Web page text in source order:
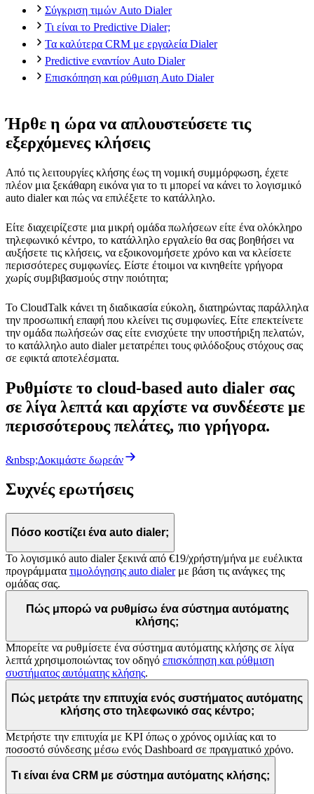
Σύγκριση τιμών Auto Dialer
Τι είναι το Predictive Dialer;
Τα καλύτερα CRM με εργαλεία Dialer
Predictive εναντίον Auto Dialer
Επισκόπηση και ρύθμιση Auto Dialer
Ήρθε η ώρα να απλουστεύσετε τις
εξερχόμενες κλήσεις
Από τις λειτουργίες κλήσης έως τη νομική συμμόρφωση, έχετε
πλέον μια ξεκάθαρη εικόνα για το τι μπορεί να κάνει το λογισμικό
auto dialer και πώς να επιλέξετε το κατάλληλο.
Είτε διαχειρίζεστε μια μικρή ομάδα πωλήσεων είτε ένα ολόκληρο
τηλεφωνικό κέντρο, το κατάλληλο εργαλείο θα σας βοηθήσει να
αυξήσετε τις κλήσεις, να εξοικονομήσετε χρόνο και να κλείσετε
περισσότερες συμφωνίες. Είστε έτοιμοι να κινηθείτε γρήγορα
χωρίς συμβιβασμούς στην ποιότητα;
Το CloudTalk κάνει τη διαδικασία εύκολη, διατηρώντας παράλληλα
την προσωπική επαφή που κλείνει τις συμφωνίες. Είτε επεκτείνετε
την ομάδα πωλήσεών σας είτε ενισχύετε την υποστήριξη πελατών,
το κατάλληλο auto dialer μετατρέπει τους φιλόδοξους στόχους σας
σε εφικτά αποτελέσματα.
Ρυθμίστε το cloud-based auto dialer σας
σε λίγα λεπτά και αρχίστε να συνδέεστε με
περισσότερους πελάτες, πιο γρήγορα.
&nbsp;Δοκιμάστε δωρεάν
Συχνές ερωτήσεις
Πόσο κοστίζει ένα auto dialer;
Το λογισμικό auto dialer ξεκινά από €19/χρήστη/μήνα με ευέλικτα
προγράμματα τιμολόγησης auto dialerμε βάση τις ανάγκες της
ομάδας σας.
Πώς μπορώ να ρυθμίσω ένα σύστημα αυτόματης
κλήσης;
Μπορείτε να ρυθμίσετε ένα σύστημα αυτόματης κλήσης σε λίγα
λεπτά χρησιμοποιώντας τον οδηγό επισκόπηση και ρύθμιση
συστήματος αυτόματης κλήσης.
Πώς μετράτε την επιτυχία ενός συστήματος αυτόματης
κλήσης στο τηλεφωνικό σας κέντρο;
Μετρήστε την επιτυχία με KPI όπως ο χρόνος ομιλίας και το
ποσοστό σύνδεσης μέσω ενός Dashboard σε πραγματικό χρόνο.
Τι είναι ένα CRM με σύστημα αυτόματης κλήσης;